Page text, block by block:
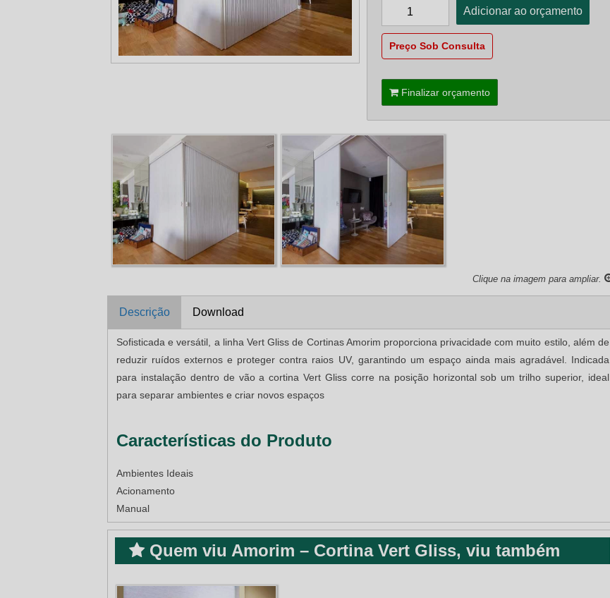
Preço Sob Consulta
Finalizar orçamento
Clique na imagem para ampliar.
Descrição Download
Sofisticada e versátil, a linha Vert Gliss de Cortinas Amorim proporciona privacidade com muito estilo, além de
reduzir ruídos externos e proteger contra raios UV, garantindo um espaço ainda mais agradável. Indicada
para instalação dentro de vão a cortina Vert Gliss corre na posição horizontal sob um trilho superior, ideal
para separar ambientes e criar novos espaços
Características do Produto
Ambientes Ideais
Acionamento
Manual
Quem viu Amorim – Cortina Vert Gliss, viu também